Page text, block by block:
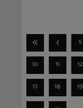
5
10 11 12
17 18 19